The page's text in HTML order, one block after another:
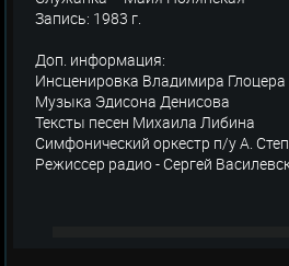
Запись: 1983 г.
Доп. информация:
Инсценировка Владимира Глоцера
Музыка Эдисона Денисова
Тексты песен Михаила Либина
Симфонический оркестр п/у А.
Режиссер радио - Сергей